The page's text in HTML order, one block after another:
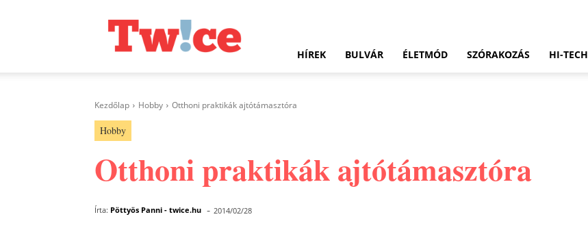
HÍREK BULVÁR ÉLETMÓD SZÓRAKOZÁS HI-TECH
Kezdőlap Hobby Otthoni praktikák ajtótámasztóra
Hobby
Otthoni praktikák ajtótámasztóra
Írta: Pöttyös Panni - twice.hu - 2014/02/28